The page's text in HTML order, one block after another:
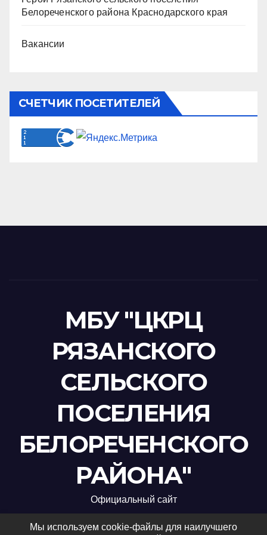
Белореченского района Краснодарского края
Вакансии
СЧЕТЧИК ПОСЕТИТЕЛЕЙ
МБУ "ЦКРЦ
РЯЗАНСКОГО
СЕЛЬСКОГО
ПОСЕЛЕНИЯ
БЕЛОРЕЧЕНСКОГО
РАЙОНА"
Официальный сайт
Мы используем cookie-файлы для наилучшего